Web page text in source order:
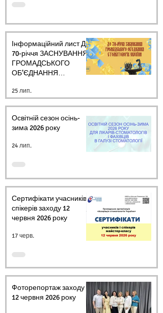
Інформаційний лист ДО
70-річчя ЗАСНУВАННЯ
ГРОМАДСЬКОГО
ОБ’ЄДНАННЯ
УКРАЇНИ
25 лип.
Освітній сезон осінь-
зима 2026 року
24 лип.
Сертифікати учасників і
спікерів заходу 12
червня 2026 року
17 черв.
Фоторепортаж заходу
12 червня 2026 року